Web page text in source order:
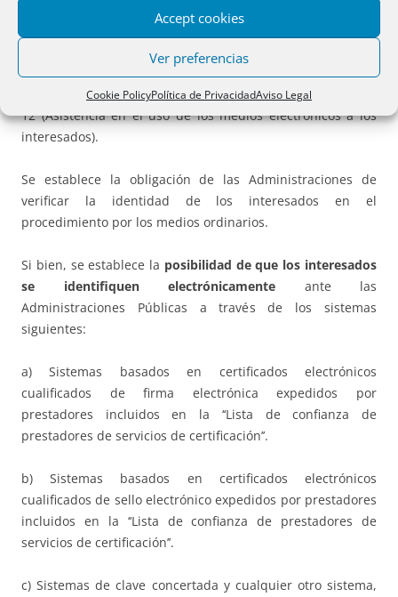
Accept cookies
Ver preferencias
Cookie PolicyPolítica de PrivacidadAviso Legal
, con los artículos 9
(Sistemas de identificación de los interesados en el
procedimiento, 10 (Sistemas de firma admitidos por las
Administraciones públicas), 11 (Uso de medios de
identificación y firma en el procedimiento administrativo),
12 (Asistencia en el uso de los medios electrónicos a los
interesados).
Se establece la obligación de las Administraciones de
verificar la identidad de los interesados en el
procedimiento por los medios ordinarios.
Si bien, se establece la posibilidad de que los interesados
se identifiquen electrónicamente ante las
Administraciones Públicas a través de los sistemas
siguientes:
a) Sistemas basados en certificados electrónicos
cualificados de firma electrónica expedidos por
prestadores incluidos en la ‘‘Lista de confianza de
prestadores de servicios de certificación’’.
b) Sistemas basados en certificados electrónicos
cualificados de sello electrónico expedidos por prestadores
incluidos en la ‘‘Lista de confianza de prestadores de
servicios de certificación’’.
c) Sistemas de clave concertada y cualquier otro sistema,